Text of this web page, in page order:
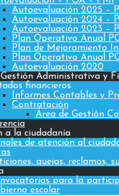
Autoevaluación 2025 –
Autoevaluación 2024 –
Autoevaluación 2023 –
Plan Operativo Anual
Plan de Mejoramiento
Plan Operativo Anual
Autoevaluación 2020
Administrativa y
financieros
Informes Contables y
Contratación
Área de Gestión
a la ciudadanía
de atención al
quejas, reclamos,
para la
escolar